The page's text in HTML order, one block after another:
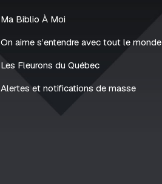
Ma Biblio À Moi
On aime s’entendre avec tout le monde
Les Fleurons du Québec
Alertes et notifications de masse